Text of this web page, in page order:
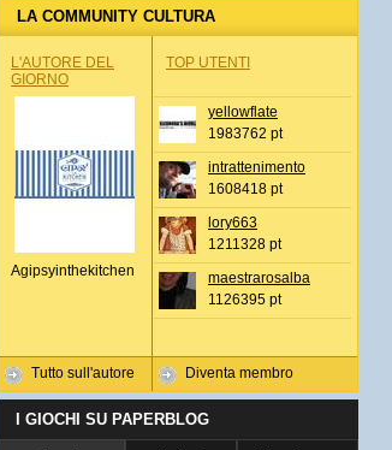
LA COMMUNITY CULTURA
L'AUTORE DEL
GIORNO
Agipsyinthekitchen
Tutto sull'autore
TOP UTENTI
yellowflate
1983762 pt
intrattenimento
1608418 pt
lory663
1211328 pt
maestrarosalba
1126395 pt
Diventa membro
I GIOCHI SU PAPERBLOG